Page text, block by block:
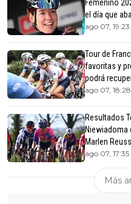
Femenino
el día que
ago 07, 19:23
Tour de
favoritas y
podrá
ago 07, 18:28
Resultados
Niewiadoma
Marlen
ago 07, 17:35
Más